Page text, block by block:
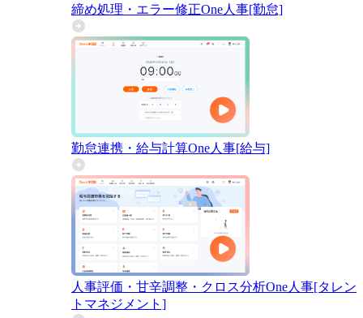
締め処理・エラー修正One人事[勤怠]
勤怠連携・給与計算One人事[給与]
人事評価・甘辛調整・クロス分析One人事[タレン
トマネジメント]